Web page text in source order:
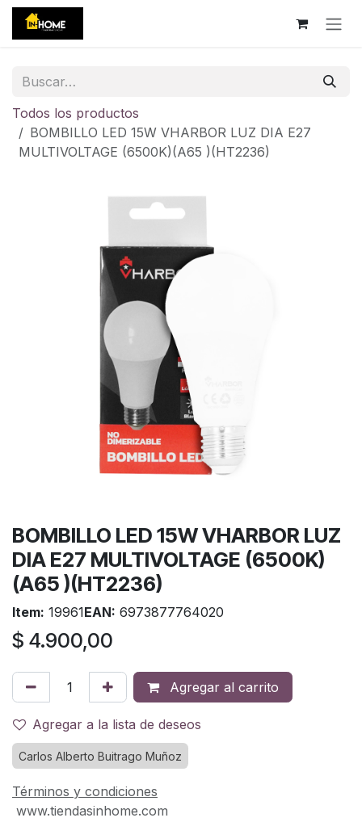
Ir al contenido
Todos los productos
BOMBILLO LED 15W VHARBOR LUZ DIA E27
MULTIVOLTAGE (6500K)(A65 )(HT2236)
BOMBILLO LED 15W VHARBOR LUZ
DIA E27 MULTIVOLTAGE (6500K)
(A65 )(HT2236)
Item: 19961EAN: 6973877764020
$ 4.900,00
Agregar al carrito
Agregar a la lista de deseos
Carlos Alberto Buitrago Muñoz
Términos y condiciones
www.tiendasinhome.com